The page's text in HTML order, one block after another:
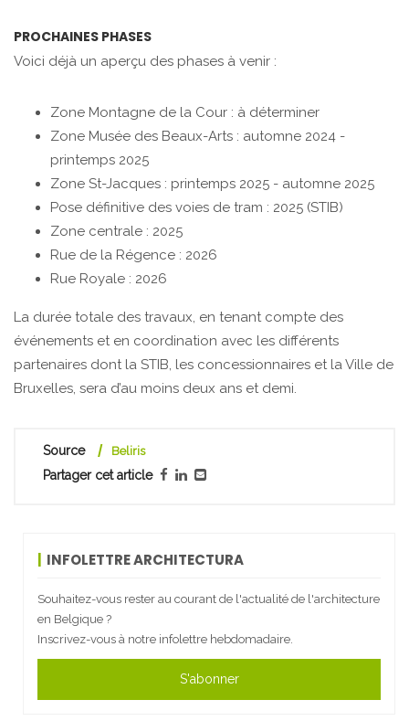
PROCHAINES PHASES
Voici déjà un aperçu des phases à venir :
Zone Montagne de la Cour : à déterminer
Zone Musée des Beaux-Arts : automne 2024 -
printemps 2025
Zone St-Jacques : printemps 2025 - automne 2025
Pose définitive des voies de tram : 2025 (STIB)
Zone centrale : 2025
Rue de la Régence : 2026
Rue Royale : 2026
La durée totale des travaux, en tenant compte des
événements et en coordination avec les différents
partenaires dont la STIB, les concessionnaires et la Ville de
Bruxelles, sera d’au moins deux ans et demi.
Source Beliris
Partager cet article
INFOLETTRE ARCHITECTURA
Souhaitez-vous rester au courant de l'actualité de l'architecture
en Belgique ?
Inscrivez-vous à notre infolettre hebdomadaire.
S'abonner